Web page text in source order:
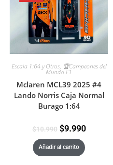
Escala 1:64 y Otros, 🏆Campeones del
Mundo F1
Mclaren MCL39 2025 #4
Lando Norris Caja Normal
Burago 1:64
$10.990 $9.990
Añadir al carrito